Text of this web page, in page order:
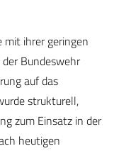
mit ihrer geringen
Bundeswehr
auf das
strukturell,
zum Einsatz in der
heutigen